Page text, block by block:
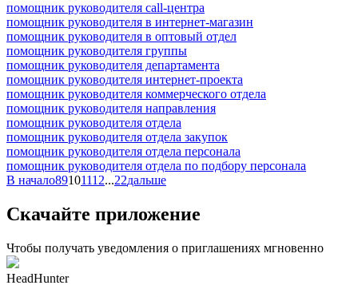
помощник руководителя call-центра
помощник руководителя в интернет-магазин
помощник руководителя в оптовый отдел
помощник руководителя группы
помощник руководителя департамента
помощник руководителя интернет-проекта
помощник руководителя коммерческого отдела
помощник руководителя направления
помощник руководителя отдела
помощник руководителя отдела закупок
помощник руководителя отдела персонала
помощник руководителя отдела по подбору персонала
В начало89101112...22дальше
Скачайте приложение
Чтобы получать уведомления о приглашениях мгновенно
HeadHunter